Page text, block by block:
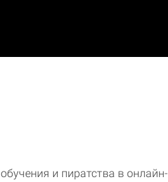
и пиратства в онлайн-